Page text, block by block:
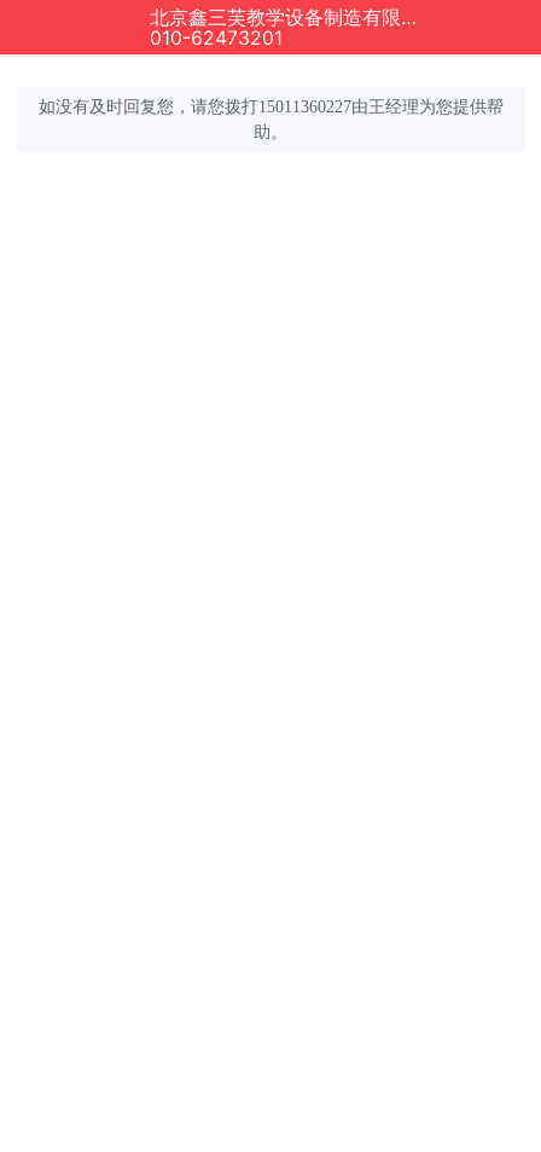
北京鑫三芙教学设备制造有限公司正在为您服务
010-62473201
如没有及时回复您，请您拨打15011360227由王经理为您提供帮
助